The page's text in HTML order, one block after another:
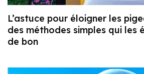
L’astuce pour éloigner les
des méthodes simples qui les
de bon